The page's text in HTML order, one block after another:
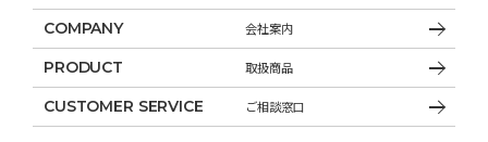
COMPANY 会社案内
PRODUCT 取扱商品
CUSTOMER SERVICE ご相談窓口